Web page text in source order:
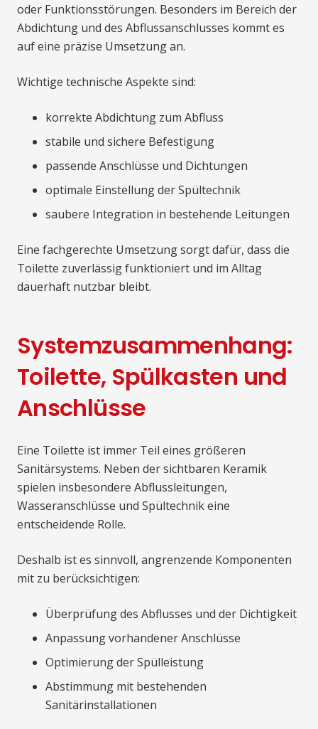
oder Funktionsstörungen. Besonders im Bereich der
Abdichtung und des Abflussanschlusses kommt es
auf eine präzise Umsetzung an.
Wichtige technische Aspekte sind:
korrekte Abdichtung zum Abfluss
stabile und sichere Befestigung
passende Anschlüsse und Dichtungen
optimale Einstellung der Spültechnik
saubere Integration in bestehende Leitungen
Eine fachgerechte Umsetzung sorgt dafür, dass die
Toilette zuverlässig funktioniert und im Alltag
dauerhaft nutzbar bleibt.
Systemzusammenhang:
Toilette, Spülkasten und
Anschlüsse
Eine Toilette ist immer Teil eines größeren
Sanitärsystems. Neben der sichtbaren Keramik
spielen insbesondere Abflussleitungen,
Wasseranschlüsse und Spültechnik eine
entscheidende Rolle.
Deshalb ist es sinnvoll, angrenzende Komponenten
mit zu berücksichtigen:
Überprüfung des Abflusses und der Dichtigkeit
Anpassung vorhandener Anschlüsse
Optimierung der Spülleistung
Abstimmung mit bestehenden
Sanitärinstallationen